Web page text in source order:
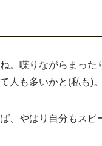
。喋りながらまっ
人も多いかと(私も)。
、やはり自分もス